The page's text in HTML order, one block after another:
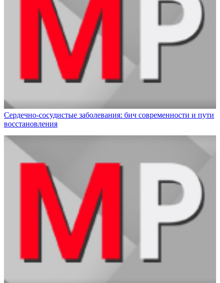
Сердечно-сосудистые заболевания: бич современности и пути
восстановления